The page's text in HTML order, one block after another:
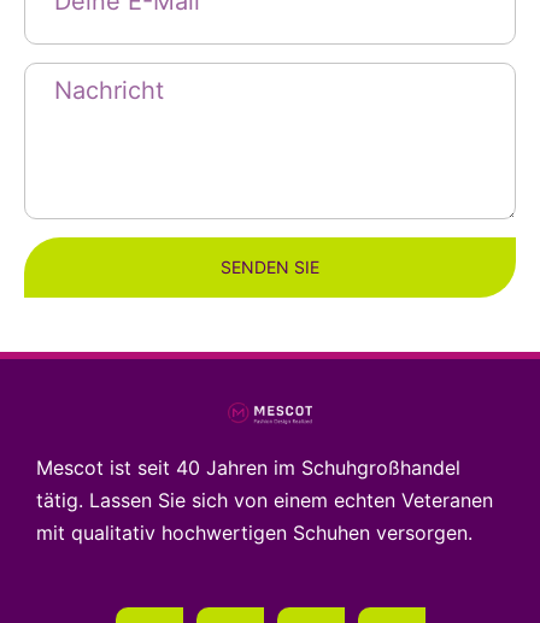
SENDEN SIE
Mescot ist seit 40 Jahren im Schuhgroßhandel
tätig. Lassen Sie sich von einem echten Veteranen
mit qualitativ hochwertigen Schuhen versorgen.